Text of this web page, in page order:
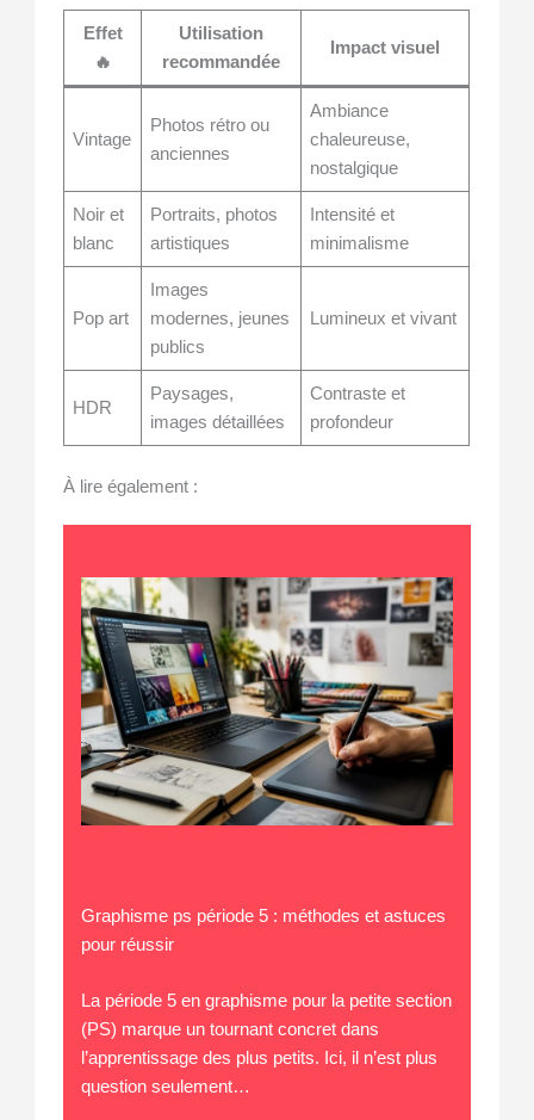
Effet
🔥
Utilisation
recommandée
Impact visuel
Vintage
Photos rétro ou
anciennes
Ambiance
chaleureuse,
nostalgique
Noir et
blanc
Portraits, photos
artistiques
Intensité et
minimalisme
Pop art
Images
modernes, jeunes
publics
Lumineux et vivant
HDR
Paysages,
images détaillées
Contraste et
profondeur
À lire également :
Graphisme ps période 5 : méthodes et astuces
pour réussir
La période 5 en graphisme pour la petite section
(PS) marque un tournant concret dans
l’apprentissage des plus petits. Ici, il n’est plus
question seulement…